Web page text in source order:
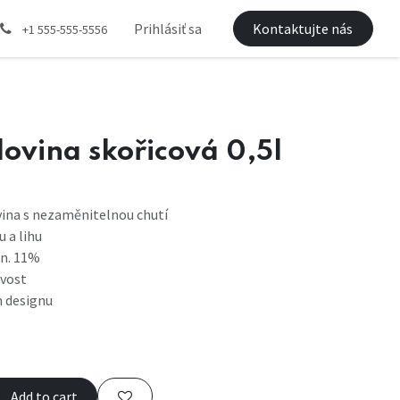
+1 555-555-5556 Prihlásiť sa Kontaktujte nás
skořicová 0,5l
s nezaměnitelnou chutí
a lihu
11%
designu
Add to cart